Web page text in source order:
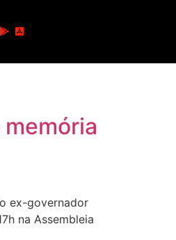
ex-governador
na Assembleia